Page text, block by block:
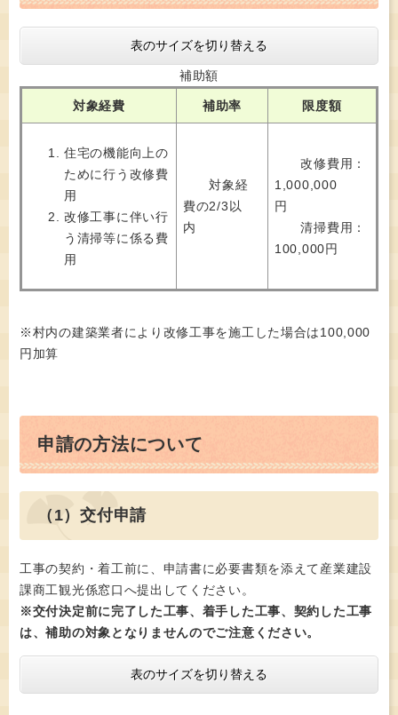
表のサイズを切り替える
補助額
対象経費 補助率 限度額
住宅の機能向上の
ために行う改修費
用
改修工事に伴い行
う清掃等に係る費
用
対象経
費の2/3以
内
改修費用：
1,000,000
円
清掃費用：
100,000円
※村内の建築業者により改修工事を施工した場合は100,000
円加算
申請の方法について
（1）交付申請
工事の契約・着工前に、申請書に必要書類を添えて産業建設
課商工観光係窓口へ提出してください。
※交付決定前に完了した工事、着手した工事、契約した工事
は、補助の対象となりませんのでご注意ください。
表のサイズを切り替える